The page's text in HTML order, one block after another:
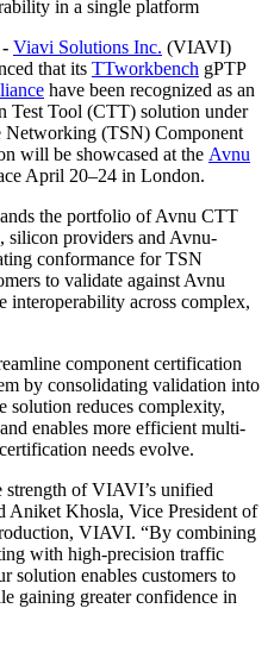
in a single platform
Viavi Solutions Inc. (VIAVI)
that its TTworkbench gPTP
have been recognized as an
Test Tool (CTT) solution under
Networking (TSN) Component
will be showcased at the Avnu
April 20–24 in London.
the portfolio of Avnu CTT
silicon providers and Avnu-
conformance for TSN
to validate against Avnu
interoperability across complex,
component certification
by consolidating validation into
solution reduces complexity,
enables more efficient multi-
needs evolve.
strength of VIAVI’s unified
Aniket Khosla, Vice President of
VIAVI. “By combining
with high‑precision traffic
solution enables customers to
gaining greater confidence in